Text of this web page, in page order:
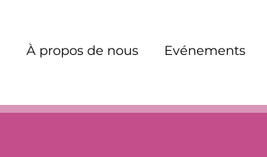
À propos de nous Evénements